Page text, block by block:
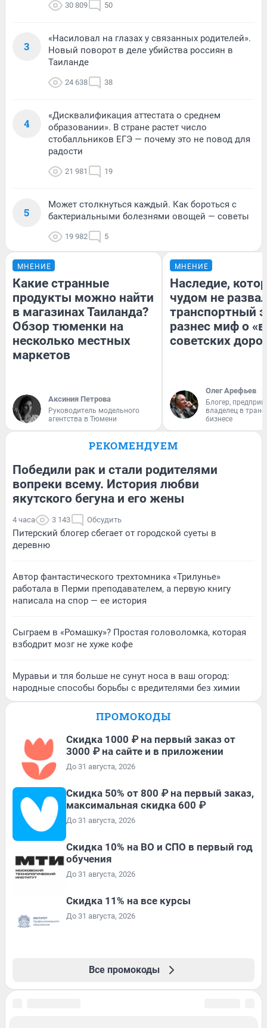
30 809 50
3
«Насиловал на глазах у связанных родителей».
Новый поворот в деле убийства россиян в
Таиланде
24 638 38
4
«Дисквалификация аттестата о среднем
образовании». В стране растет число
стобалльников ЕГЭ — почему это не повод для
радости
21 981 19
5
Может столкнуться каждый. Как бороться с
бактериальными болезнями овощей — советы
19 982 5
МНЕНИЕ
Какие странные
продукты можно найти
в магазинах Таиланда?
Обзор тюменки на
несколько местных
маркетов
Аксиния Петрова
Руководитель модельного
агентства в Тюмени
МНЕНИЕ
Наследие,
чудом не
транспортный
разнес миф о
советских
Олег Арефьев
Блогер,
владелец в
бизнесе
РЕКОМЕНДУЕМ
Победили рак и стали родителями
вопреки всему. История любви
якутского бегуна и его жены
4 часа 3 143 Обсудить
Питерский блогер сбегает от городской суеты в
деревню
Автор фантастического трехтомника «Трилунье»
работала в Перми преподавателем, а первую книгу
написала на спор — ее история
Сыграем в «Ромашку»? Простая головоломка, которая
взбодрит мозг не хуже кофе
Муравьи и тля больше не сунут носа в ваш огород:
народные способы борьбы с вредителями без химии
ПРОМОКОДЫ
Скидка 1000 ₽ на первый заказ от
3000 ₽ на сайте и в приложении
До 31 августа, 2026
Скидка 50% от 800 ₽ на первый заказ,
максимальная скидка 600 ₽
До 31 августа, 2026
Скидка 10% на ВО и СПО в первый год
обучения
До 31 августа, 2026
Скидка 11% на все курсы
До 31 августа, 2026
Все промокоды